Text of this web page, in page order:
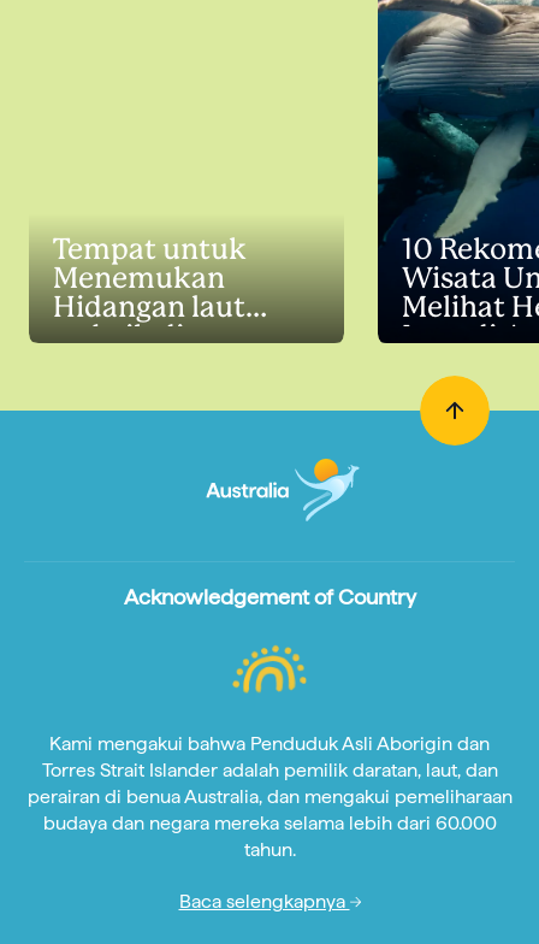
Tempat untuk
Menemukan
Hidangan laut
terbaik di
10
Wisata
Melihat
Laut di
Acknowledgement of Country
Kami mengakui bahwa Penduduk Asli Aborigin dan
Torres Strait Islander adalah pemilik daratan, laut, dan
perairan di benua Australia, dan mengakui pemeliharaan
budaya dan negara mereka selama lebih dari 60.000
tahun.
Baca selengkapnya